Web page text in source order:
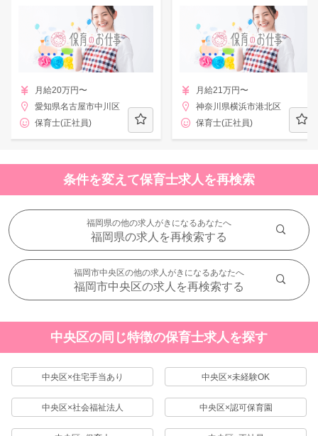
月給20万円〜
愛知県名古屋市中川区
保育士(正社員)
月給21万円〜
神奈川県横浜市港北区
保育士(正社員)
条件を変えて保育士求人を再検索
福岡県の他の求人がきになるあなたへ
福岡県の求人を再検索する
福岡市中央区の他の求人がきになるあなたへ
福岡市中央区の求人を再検索する
中央区の同じ特徴の保育士求人を探す
中央区×住宅手当あり 中央区×未経験OK
中央区×社会福祉法人 中央区×認可保育園